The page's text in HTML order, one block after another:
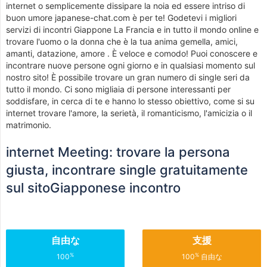
internet o semplicemente dissipare la noia ed essere intriso di
buon umore japanese-chat.com è per te! Godetevi i migliori
servizi di incontri Giappone La Francia e in tutto il mondo online e
trovare l'uomo o la donna che è la tua anima gemella, amici,
amanti, datazione, amore . È veloce e comodo! Puoi conoscere e
incontrare nuove persone ogni giorno e in qualsiasi momento sul
nostro sito! È possibile trovare un gran numero di single seri da
tutto il mondo. Ci sono migliaia di persone interessanti per
soddisfare, in cerca di te e hanno lo stesso obiettivo, come si su
internet trovare l'amore, la serietà, il romanticismo, l'amicizia o il
matrimonio.
internet Meeting: trovare la persona
giusta, incontrare single gratuitamente
sul sitoGiapponese incontro
自由な
100%
支援
100%自由な